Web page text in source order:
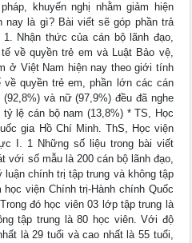
khuyến nghị nhằm giảm hiện
nay là gì? Bài viết sẽ góp phần trả
Nhận thức của cán bộ lãnh đạo,
về quyền trẻ em và Luật Bảo vệ,
ở Việt Nam hiện nay theo giới tính
quyền trẻ em, phần lớn các cán
và nữ (97,9%) đều đã nghe
lệ cán bộ nam (13,8%) * TS, Học
gia Hồ Chí Minh. ThS, Học viện
I. 1 Những số liệu trong bài viết
với số mẫu là 200 cán bộ lãnh đạo,
chính trị tập trung và không tập
viện Chính trị-Hành chính Quốc
đó học viên 03 lớp tập trung là
tập trung là 80 học viên. Với độ
là 29 tuổi và cao nhất là 55 tuổi,